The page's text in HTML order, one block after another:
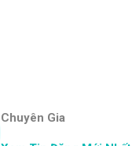
Chuyên Gia